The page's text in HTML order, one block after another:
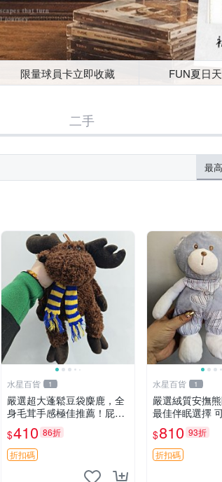
限量球員卡立即收藏 FUN夏日
二手
最
水星百貨 1
嚴選超大蓬鬆豆袋麋鹿，全
身毛茸手感極佳推薦！屁股
與四肢填充均勻，適合收藏
與孩童共賞。 麋鹿 豆袋 毛
茸玩具
$410 86折
折扣碼
水星百貨 1
嚴選絨質安撫
最佳伴眠選擇
毛玩具 安撫熊
$810 93折
折扣碼